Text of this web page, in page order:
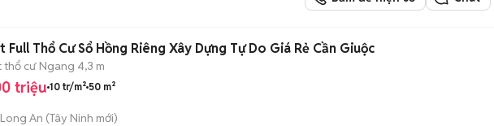
Full Thổ Cư Sổ Hồng Riêng Xây Dựng Tự Do Giá Rẻ Cần Giuộc
thổ cư Ngang 4,3 m
triệu 10 tr/m² 50 m²
Long An (Tây Ninh mới)